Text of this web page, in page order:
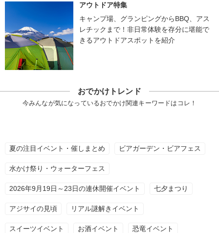
アウトドア特集
キャンプ場、グランピングからBBQ、アス
レチックまで！非日常体験を存分に堪能で
きるアウトドアスポットを紹介
おでかけトレンド
今みんなが気になっているおでかけ関連キーワードはコレ！
夏の注目イベント・催しまとめ ビアガーデン・ビアフェス
水かけ祭り・ウォーターフェス
2026年9月19日～23日の連休開催イベント 七夕まつり
アジサイの見頃 リアル謎解きイベント
スイーツイベント お酒イベント 恐竜イベント